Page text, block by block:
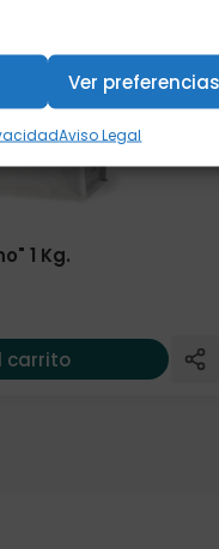
Ver
Aviso Legal
1 Kg.
carrito